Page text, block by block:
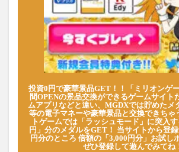
投資0円で豪華景品GET！！「ミリオンゲ
間OPENの景品交換ができるゲームサイト
ムアプリなどと違い、MGDXでは貯めたメ
等の電子マネーや豪華景品と交換できちゃ
トゲームでは「ラッシュモード」に突入
円」分のメダルをGET！ 当サイトから登
円分のところ 倍額の「3,000円分」お試し
ぜひ登録して遊んでみてね